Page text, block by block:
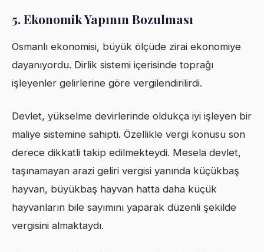
5. Ekonomik Yapının Bozulması
Osmanlı ekonomisi, büyük ölçüde zirai ekonomiye
dayanıyordu. Dirlik sistemi içerisinde toprağı
işleyenler gelirlerine göre vergilendirilirdi.
Devlet, yükselme devirlerinde oldukça iyi işleyen bir
maliye sistemine sahipti. Özellikle vergi konusu son
derece dikkatli takip edilmekteydi. Mesela devlet,
taşınamayan arazi geliri vergisi yanında küçükbaş
hayvan, büyükbaş hayvan hatta daha küçük
hayvanların bile sayımını yaparak düzenli şekilde
vergisini almaktaydı.